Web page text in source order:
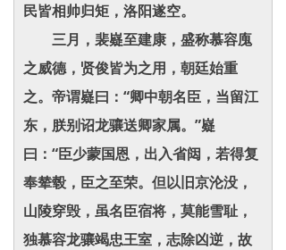
民皆相帅归矩，洛阳遂空。
三月，裴嶷至建康，盛称慕容廆
之威德，贤俊皆为之用，朝廷始重
之。帝谓嶷曰：“卿中朝名臣，当留江
东，朕别诏龙骧送卿家属。”嶷
曰：“臣少蒙国恩，出入省闼，若得复
奉辇毂，臣之至荣。但以旧京沦没，
山陵穿毁，虽名臣宿将，莫能雪耻，
独慕容龙骧竭忠王室，志除凶逆，故